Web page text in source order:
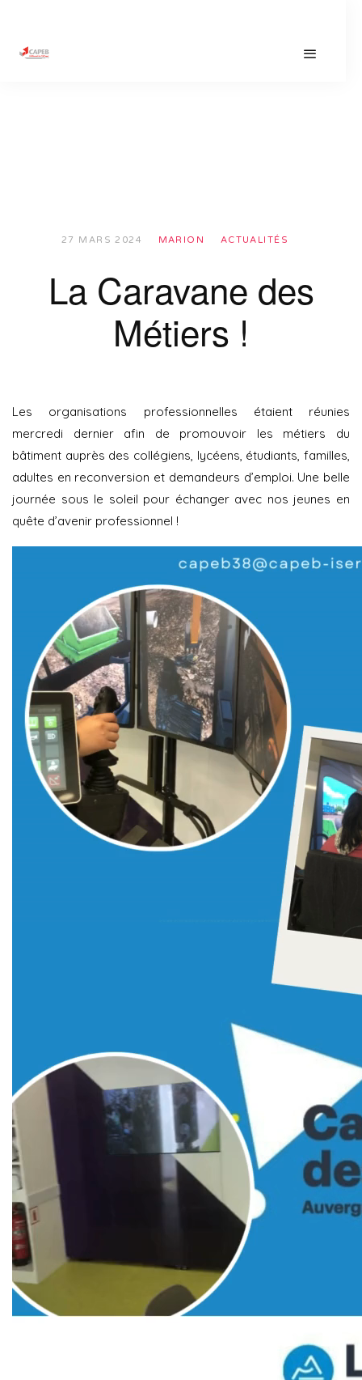
27 MARS 2024 MARION ACTUALITÉS
La Caravane des
Métiers !
Les organisations professionnelles étaient réunies
mercredi dernier afin de promouvoir les métiers du
bâtiment auprès des collégiens, lycéens, étudiants, familles,
adultes en reconversion et demandeurs d’emploi. Une belle
journée sous le soleil pour échanger avec nos jeunes en
quête d’avenir professionnel !